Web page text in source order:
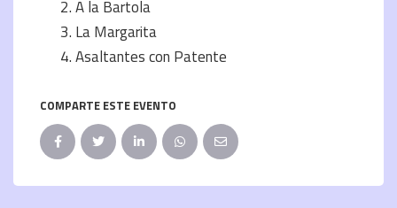
A la Bartola
La Margarita
Asaltantes con Patente
COMPARTE ESTE EVENTO